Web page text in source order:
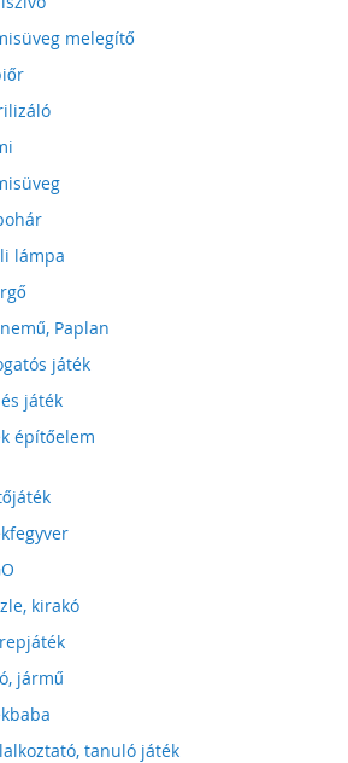
melegítő
lámpa
Paplan
játék
játék
építőelem
kirakó
jármű
tanuló játék